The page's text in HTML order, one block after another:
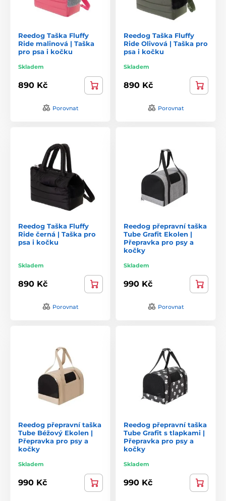
Reedog Taška Fluffy
Ride malinová | Taška
pro psa i kočku
Skladem
890 Kč
Porovnat
Reedog Taška Fluffy
Ride Olivová | Taška pro
psa i kočku
Skladem
890 Kč
Porovnat
Reedog Taška Fluffy
Ride černá | Taška pro
psa i kočku
Skladem
890 Kč
Porovnat
Reedog přepravní taška
Tube Grafit Ekolen |
Přepravka pro psy a
kočky
Skladem
990 Kč
Porovnat
Reedog přepravní taška
Tube Béžový Ekolen |
Přepravka pro psy a
kočky
Skladem
990 Kč
Reedog přepravní taška
Tube Grafit s tlapkami |
Přepravka pro psy a
kočky
Skladem
990 Kč